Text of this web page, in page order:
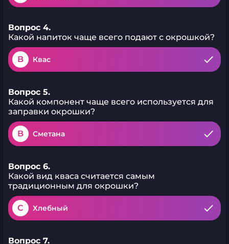
Вопрос 4.
Какой напиток чаще всего подают с окрошкой?
B Квас
Вопрос 5.
Какой компонент чаще всего используется для
заправки окрошки?
B Сметана
Вопрос 6.
Какой вид кваса считается самым
традиционным для окрошки?
C Хлебный
Вопрос 7.